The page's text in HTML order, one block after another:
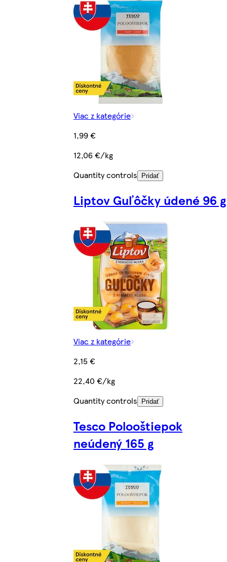
Viac z kategórie
1,99 €
12,06 €/kg
Quantity controls
Pridať
Liptov Guľôčky údené 96 g
Viac z kategórie
2,15 €
22,40 €/kg
Quantity controls
Pridať
Tesco Polooštiepok
neúdený 165 g